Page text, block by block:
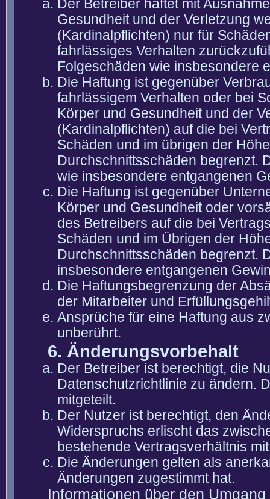
Der Betreiber haftet mit
Gesundheit und der Verletzung
(Kardinalpflichten) nur für
fahrlässiges Verhalten
Folgeschäden wie insbesondere
Die Haftung ist gegenüber
fahrlässigem Verhalten oder bei
Körper und Gesundheit und der
(Kardinalpflichten) auf die bei
Schäden und im übrigen der
Durchschnittsschäden begrenzt.
wie insbesondere entgangenen
Die Haftung ist gegenüber
Körper und Gesundheit oder
des Betreibers auf die bei
Schäden und im Übrigen der
Durchschnittsschäden begrenzt.
insbesondere entgangenen
Die Haftungsbegrenzung der
der Mitarbeiter und
Ansprüche für eine Haftung aus
unberührt.
6. Änderungsvorbehalt
Der Betreiber ist berechtigt, die
Datenschutzrichtlinie zu ändern.
mitgeteilt.
Der Nutzer ist berechtigt, den
Widerspruchs erlischt das
bestehende Vertragsverhältnis
Die Änderungen gelten als
Änderungen zugestimmt hat.
Informationen über den